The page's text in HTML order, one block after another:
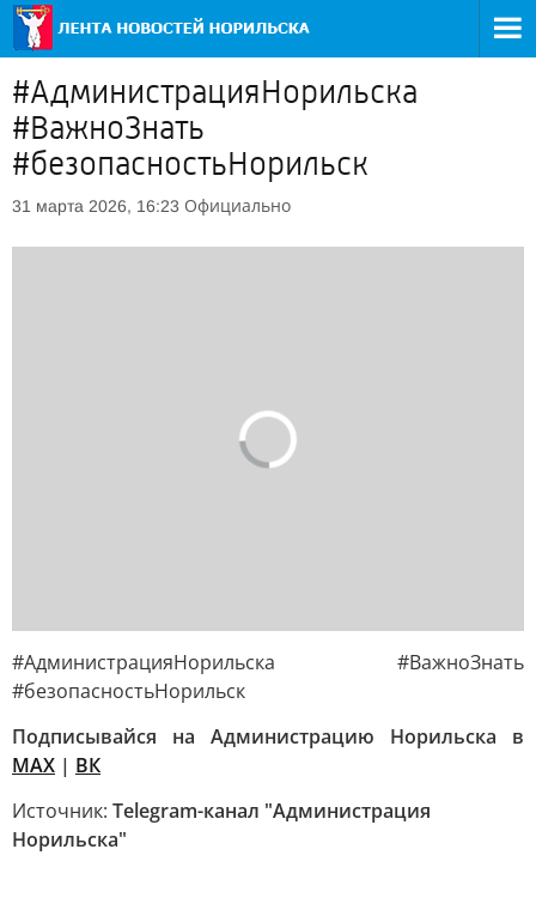
#АдминистрацияНорильска
#ВажноЗнать
#безопасностьНорильск
31 марта 2026, 16:23 Официально
#АдминистрацияНорильска #ВажноЗнать
#безопасностьНорильск
Подписывайся на Администрацию Норильска в
MAX | ВК
Источник: Telegram-канал "Администрация
Норильска"